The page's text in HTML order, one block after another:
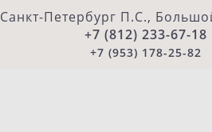
Санкт-Петербург П.С.,
+7 (812) 233-67-18
+7 (953) 178-25-82